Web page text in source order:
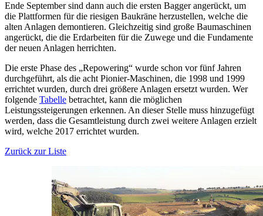
Ende September sind dann auch die ersten Bagger angerückt, um
die Plattformen für die riesigen Baukräne herzustellen, welche die
alten Anlagen demontieren. Gleichzeitig sind große Baumaschinen
angerückt, die die Erdarbeiten für die Zuwege und die Fundamente
der neuen Anlagen herrichten.
Die erste Phase des „Repowering“ wurde schon vor fünf Jahren
durchgeführt, als die acht Pionier-Maschinen, die 1998 und 1999
errichtet wurden, durch drei größere Anlagen ersetzt wurden. Wer
folgende Tabelle betrachtet, kann die möglichen
Leistungssteigerungen erkennen. An dieser Stelle muss hinzugefügt
werden, dass die Gesamtleistung durch zwei weitere Anlagen erzielt
wird, welche 2017 errichtet wurden.
Zurück zur Liste